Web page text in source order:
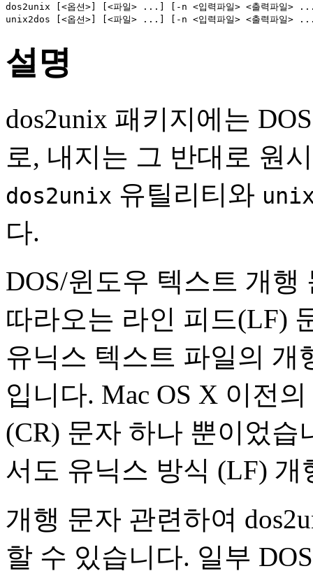
dos2unix [<옵션>] [<파일> ...] [-n <입력파일> <출력파일>
unix2dos [<옵션>] [<파일> ...] [-n <입력파일> <출력파일>
설명
dos2unix 패키지에는
로, 내지는 그 반대로 원
dos2unix 유틸리티와
다.
DOS/윈도우 텍스트 개
따라오는 라인 피드(LF)
유닉스 텍스트 파일의 개
입니다. Mac OS X 이전
(CR) 문자 하나 뿐이었습
서도 유닉스 방식 (LF)
개행 문자 관련하여
할 수 있습니다. 일부